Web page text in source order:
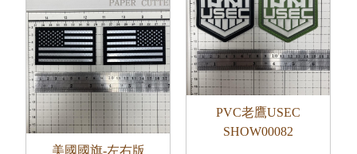
PVC老鷹USEC
SHOW00082
美國國旗-左右版